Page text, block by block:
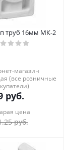
труб 16мм МК-2
магазин
(все розничные
руб.
цена
руб.